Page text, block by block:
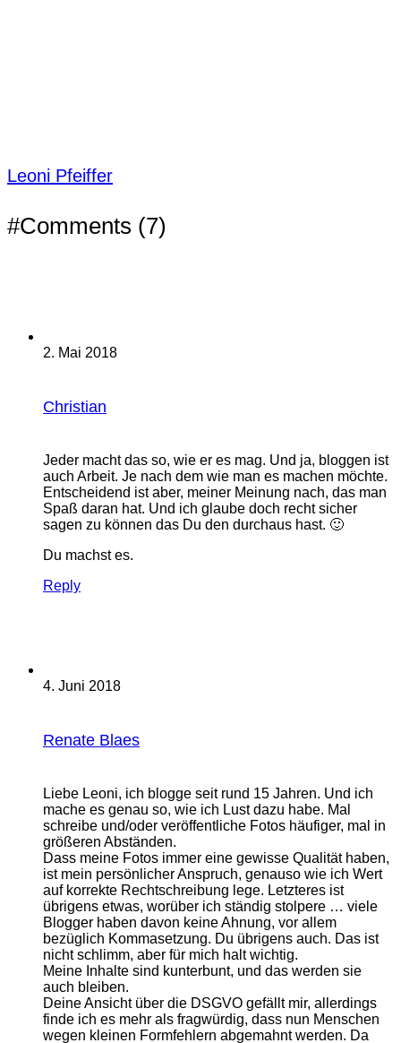
Leoni Pfeiffer
#Comments (7)
2. Mai 2018
Christian
Jeder macht das so, wie er es mag. Und ja, bloggen ist
auch Arbeit. Je nach dem wie man es machen möchte.
Entscheidend ist aber, meiner Meinung nach, das man
Spaß daran hat. Und ich glaube doch recht sicher
sagen zu können das Du den durchaus hast. 🙂
Du machst es.
Reply
4. Juni 2018
Renate Blaes
Liebe Leoni, ich blogge seit rund 15 Jahren. Und ich
mache es genau so, wie ich Lust dazu habe. Mal
schreibe und/oder veröffentliche Fotos häufiger, mal in
größeren Abständen.
Dass meine Fotos immer eine gewisse Qualität haben,
ist mein persönlicher Anspruch, genauso wie ich Wert
auf korrekte Rechtschreibung lege. Letzteres ist
übrigens etwas, worüber ich ständig stolpere … viele
Blogger haben davon keine Ahnung, vor allem
bezüglich Kommasetzung. Du übrigens auch. Das ist
nicht schlimm, aber für mich halt wichtig.
Meine Inhalte sind kunterbunt, und das werden sie
auch bleiben.
Deine Ansicht über die DSGVO gefällt mir, allerdings
finde ich es mehr als fragwürdig, dass nun Menschen
wegen kleinen Formfehlern abgemahnt werden. Da